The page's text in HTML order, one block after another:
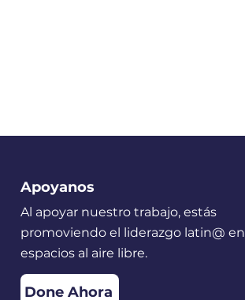
Apoyanos
Al apoyar nuestro trabajo, estás
promoviendo el liderazgo latin@ en
espacios al aire libre.
Done Ahora